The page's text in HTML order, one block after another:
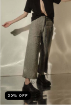
30% OFF